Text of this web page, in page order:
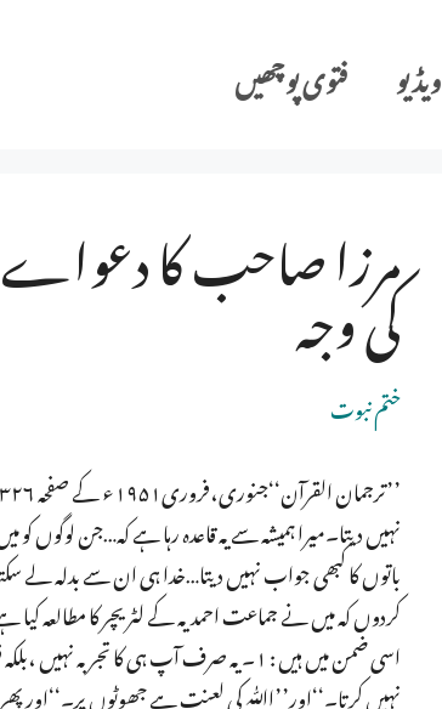
ویڈیو فتوی پوچھیں
مرزا صاحب کا دعواے
کی وجہ
ختم نبوت
نہیں دیتا۔میرا ہمیشہ سے یہ قاعدہ رہا ہے کہ…جن
باتوں کا کبھی جواب نہیں دیتا…خدا ہی ان سے بدلہ لے
کردوں کہ میں نے جماعت احمدیہ کے لٹریچر کا
اسی ضمن میں ہیں : ۱۔ یہ صرف آپ ہی کا